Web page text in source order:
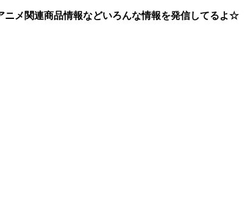
メ関連商品情報などいろんな情報を発信してるよ☆